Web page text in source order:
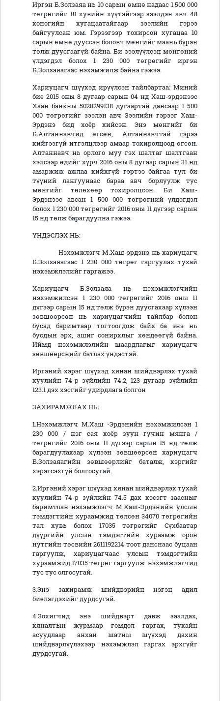
Иргэн Б.Золзаяа нь 10 сарын өмнө надаас 1 500 000
төгрөгийг 10 хувийн хүүтэйгээр зээлдэн авч 48
хоногийн хугацаатайгаар зээлийн гэрээ
байгуулсан юм. Гэрээгээр тохирсон хугацаа 10
сарын өмнө дууссан боловч мөнгийг маань бүрэн
төлж дуусгаагүй байна. Би зээлүүлсэн мөнгөний
үлдэгдэл болох 1 230 000 төгрөгийг иргэн
Б.Золзаяагаас нэхэмжилж байна гэжээ.
Хариуцагч шүүхэд ирүүлсэн тайлбартаа: Миний
бие 2015 оны 8 дугаар сарын 04 нд Хаш-эрдэнээс
Хаан банкны 5028299138 дугаартай дансаар 1 500
000 төгрөгийг зээлэн авч Зээлийн гэрээг Хаш-
Эрдэнэ бид хоёр хийсэн. Энэ мөнгийг би
Б.Алтаннавчид өгсөн, Алтаннавчтай гэрээ
хийгээгүй итгэлцлээр амаар тохиролцоод өгсөн.
Алтаннавч нь орлого муу гэх шалтаг шалтгаан
хэлсээр өдийг хүрч 2016 оны 8 дугаар сарын 31 нд
амаржиж ажлаа хийхгүй гэртээ байгаа тул би
түүний лангуунаас бараа авч борлуулж тус
мөнгийг төлөхөөр тохиролцсон. Би Хаш-
Эрдэнээс авсан 1 500 000 төгрөгний үлдэгдэл
болох 1 230 000 төгрөгийг 2016 оны 11 дүгээр сарын
15 нд төлж барагдуулна гэжээ.
ҮНДЭСЛЭХ НЬ:
Нэхэмжлэгч М.Хаш-эрдэнэ нь хариуцагч
Б.Золзаяагаас 1 230 000 төгрөг гаргуулах тухай
нэхэмжлэлийг гаргажээ.
Хариуцагч Б.Золзаяа нь нэхэмжлэгчийн
нэхэмжилсэн 1 230 000 төгрөгийг 2016 оны 11
дүгээр сарын 15 нд төлж бүрэн дуусгахаар хүлээн
зөвшөөрсөн нь хариуцагчийн тайлбар болон
бусад баримтаар тогтоогдож байх ба энэ нь
бусдын эрх, ашиг сонирхлыг хөндөөгүй байна.
Иймд нэхэмжлэлийн шаардлагыг хариуцагч
зөвшөөрснийг батлах үндэстэй.
Иргэний хэрэг шүүхэд хянан шийдвэрлэх тухай
хуулийн 74-р зүйлийн 74.2, 123 дугаар зүйлийн
123.1 дэх хэсгийг удирдлага болгон
ЗАХИРАМЖЛАХ НЬ:
1.Нэхэмжлэгч М.Хаш -Эрдэнийн нэхэмжилсэн 1
230 000 / нэг сая хоёр зуун гучин мянга /
төгрөгийг 2016 оны 11 дүгээр сарын 15 нд төлж
барагдуулахаар хүлээн зөвшөөрсөн хариуцагч
Б.Золзаяагийн зөвшөөрлийг баталж, хэргийг
хэрэгсэхгүй болгосугай.
2.Иргэний хэрэг шүүхэд хянан шийдвэрлэх тухай
хуулийн 74-р зүйлийн 74.5 дах хэсэгт заасныг
баримтлан нэхэмжлэгч М.Хаш-Эрдэнийн улсын
тэмдэгтийн хураамжид төлсөн 34070 төгрөгийн
тал хувь болох 17035 төгрөгийг Сүхбаатар
дүүргийн улсын тэмдэгтийн хураамж орон
нутгийн төсвийн 2611192214 тоот данснаас буцаан
гаргуулж, хариуцагчаас улсын тэмдэгтийн
хураамжид 17035 төгрөг гаргуулж нэхэмжлэгчид
тус тус олгосугай.
3.Энэ захирамж шийдвэрийн нэгэн адил
биелэгдэхийг дурдсугай.
4.Зохигчид энэ шийдвэрт давж заалдах,
хяналтын журмаар гомдол гаргах, тухайн
асуудлаар анхан шатны шүүхэд дахин
шийдвэрлүүлэхээр нэхэмжлэл гаргах эрхгүйг
дурдсугай.